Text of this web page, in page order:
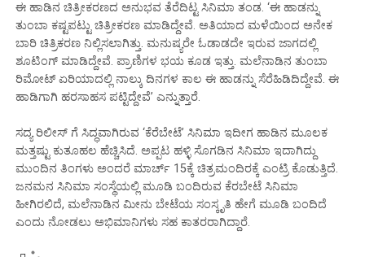
ಈ ಹಾಡಿನ ಚಿತ್ರೀಕರಣದ ಅನುಭವ ತೆರೆದಿಟ್ಟ ಸಿನಿಮಾ ತಂಡ. ‘ಈ ಹಾಡನ್ನು
ತುಂಬಾ ಕಷ್ಟಪಟ್ಟು ಚಿತ್ರೀಕರಣ ಮಾಡಿದ್ದೇವೆ. ಅತಿಯಾದ ಮಳೆಯಿಂದ ಅನೇಕ
ಬಾರಿ ಚಿತ್ರಿಕರಣ ನಿಲ್ಲಿಸಲಾಗಿತ್ತು. ಮನುಷ್ಯರೇ ಓಡಾಡದೇ ಇರುವ ಜಾಗದಲ್ಲಿ
ಶೂಟಿಂಗ್ ಮಾಡಿದ್ದೇವೆ. ಪ್ರಾಣಿಗಳ ಭಯ ಕೂಡ ಇತ್ತು. ಮಲೆನಾಡಿನ ತುಂಬಾ
ರಿಮೋಟ್ ಏರಿಯಾದಲ್ಲಿ ನಾಲ್ಕು ದಿನಗಳ ಕಾಲ ಈ ಹಾಡನ್ನು ಸೆರೆಹಿಡಿದಿದ್ದೇವೆ. ಈ
ಹಾಡಿಗಾಗಿ ಹರಸಾಹಸ ಪಟ್ಟಿದ್ದೇವೆ’ ಎನ್ನುತ್ತಾರೆ.
ಸದ್ಯ ರಿಲೀಸ್ ಗೆ ಸಿದ್ಧವಾಗಿರುವ ‘ಕೆರೆಬೇಟೆ’ ಸಿನಿಮಾ ಇದೀಗ ಹಾಡಿನ ಮೂಲಕ
ಮತ್ತಷ್ಟು ಕುತೂಹಲ ಹೆಚ್ಚಿಸಿದೆ. ಅಪ್ಪಟ ಹಳ್ಳಿ ಸೊಗಡಿನ ಸಿನಿಮಾ ಇದಾಗಿದ್ದು
ಮುಂದಿನ ತಿಂಗಳು ಅಂದರೆ ಮಾರ್ಚ್ 15ಕ್ಕೆ ಚಿತ್ರಮಂದಿರಕ್ಕೆ ಎಂಟ್ರಿ ಕೊಡುತ್ತಿದೆ.
ಜನಮನ ಸಿನಿಮಾ ಸಂಸ್ಥೆಯಲ್ಲಿ ಮೂಡಿ ಬಂದಿರುವ ಕೆರಬೇಟೆ ಸಿನಿಮಾ
ಹೀಗಿರಲಿದೆ, ಮಲೆನಾಡಿನ ಮೀನು ಬೇಟೆಯ ಸಂಸ್ಕೃತಿ ಹೇಗೆ ಮೂಡಿ ಬಂದಿದೆ
ಎಂದು ನೋಡಲು ಅಭಿಮಾನಿಗಳು ಸಹ ಕಾತರರಾಗಿದ್ದಾರೆ.